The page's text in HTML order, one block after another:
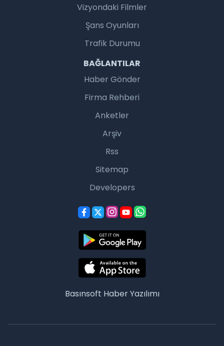
Vizyondaki Filmler
Şans Oyunları
Trafik Durumu
BAĞLANTILAR
Haber Gönder
Firma Rehberi
Anketler
Arşiv
Rss
Sitemap
Developers
Basınsoft Haber Yazılımı